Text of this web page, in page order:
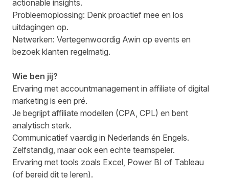
actionable insights.
Probleemoplossing: Denk proactief mee en los
uitdagingen op.
Netwerken: Vertegenwoordig Awin op events en
bezoek klanten regelmatig.
Wie ben jij?
Ervaring met accountmanagement in affiliate of digital
marketing is een pré.
Je begrijpt affiliate modellen (CPA, CPL) en bent
analytisch sterk.
Communicatief vaardig in Nederlands én Engels.
Zelfstandig, maar ook een echte teamspeler.
Ervaring met tools zoals Excel, Power BI of Tableau
(of bereid dit te leren).